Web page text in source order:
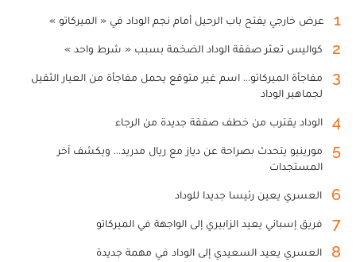
1 عرض خارجي يفتح باب الرحيل أمام نجم الوداد في « الميركاتو »
2 كواليس تعثر صفقة الوداد الضخمة بسبب « شرط واحد »
3
مفاجأة الميركاتو... اسم غير متوقع يحمل مفاجأة من العيار الثقيل
لجماهير الوداد
4 الوداد يقترب من خطف صفقة جديدة من الرجاء
5
مورينيو يتحدث بصراحة عن دياز مع ريال مدريد... ويكشف آخر
المستجدات
6 العسري يعين رئيسا جديدا للوداد
7 فريق إسباني يعيد الزابيري إلى الواجهة في الميركاتو
8 العسري يعيد السعيدي إلى الوداد في مهمة جديدة